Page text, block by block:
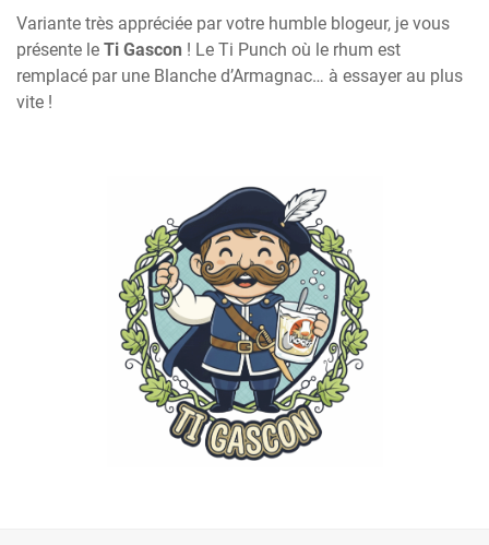
Variante très appréciée par votre humble blogeur, je vous
présente le Ti Gascon ! Le Ti Punch où le rhum est
remplacé par une Blanche d’Armagnac… à essayer au plus
vite !